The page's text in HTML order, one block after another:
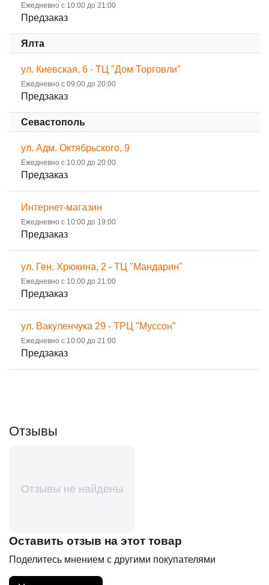
Ежедневно с 10:00 до 21:00
Предзаказ
Ялта
ул. Киевская, 6 - ТЦ "Дом Торговли"
Ежедневно с 09:00 до 20:00
Предзаказ
Севастополь
ул. Адм. Октябрьского, 9
Ежедневно с 10:00 до 20:00
Предзаказ
Интернет-магазин
Ежедневно с 10:00 до 19:00
Предзаказ
ул. Ген. Хрюкина, 2 - ТЦ "Мандарин"
Ежедневно с 10:00 до 21:00
Предзаказ
ул. Вакуленчука 29 - ТРЦ "Муссон"
Ежедневно с 10:00 до 21:00
Предзаказ
Отзывы
Отзывы не найдены
Оставить отзыв на этот товар
Поделитесь мнением с другими покупателями